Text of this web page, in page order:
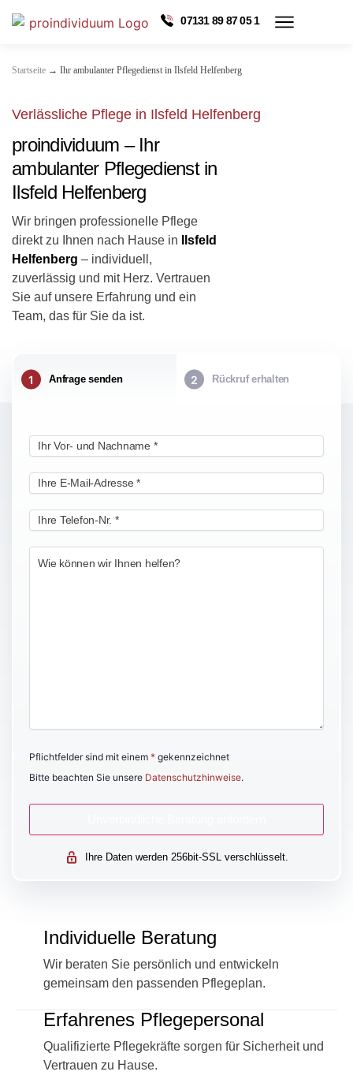
Startseite → Ihr ambulanter Pflegedienst in Ilsfeld Helfenberg
07131 89 87 05 1
Verlässliche Pflege in Ilsfeld Helfenberg
proindividuum – Ihr
ambulanter Pflegedienst in
Ilsfeld Helfenberg
Wir bringen professionelle Pflege
direkt zu Ihnen nach Hause in
Ilsfeld
Helfenberg – individuell,
zuverlässig und mit Herz. Vertrauen
Sie auf unsere Erfahrung und ein
Team, das für Sie da ist.
Anfrage senden Rückruf erhalten
Pflichtfelder sind mit einem * gekennzeichnet
Bitte beachten Sie unsere Datenschutzhinweise.
Ihre Daten werden 256bit-SSL verschlüsselt.
Individuelle Beratung
Wir beraten Sie persönlich und entwickeln
gemeinsam den passenden Pflegeplan.
Erfahrenes Pflegepersonal
Qualifizierte Pflegekräfte sorgen für Sicherheit und
Vertrauen zu Hause.